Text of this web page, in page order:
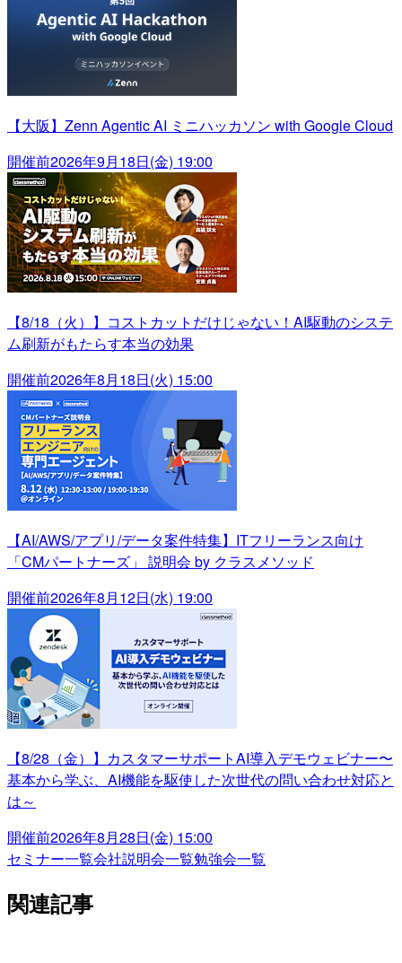
【大阪】Zenn Agentic AI ミニハッカソン with Google Cloud
開催前2026年9月18日(金) 19:00
【8/18（火）】コストカットだけじゃない！AI駆動のシステ
ム刷新がもたらす本当の効果
開催前2026年8月18日(火) 15:00
【AI/AWS/アプリ/データ案件特集】ITフリーランス向け
「CMパートナーズ」 説明会 by クラスメソッド
開催前2026年8月12日(水) 19:00
【8/28（金）】カスタマーサポートAI導入デモウェビナー〜
基本から学ぶ、AI機能を駆使した次世代の問い合わせ対応と
は～
開催前2026年8月28日(金) 15:00
セミナー一覧会社説明会一覧勉強会一覧
関連記事